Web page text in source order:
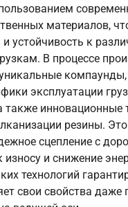
материалов,
и устойчивость к
В процессе
эксплуатации
также инновационные
резины.
сцепление с
износу и снижение
технологий
свои свойства даже